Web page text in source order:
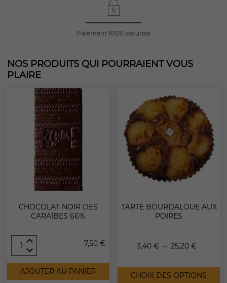
Paiement 100% sécurisé
NOS PRODUITS QUI POURRAIENT VOUS
PLAIRE
CHOCOLAT NOIR DES
CARAÏBES 66%
quantité
Chocolat
noir
des
7,50 €
AJOUTER AU PANIER
TARTE BOURDALOUE AUX
POIRES
3,40€ – 25,20€
de
CHOIX DES OPTIONS